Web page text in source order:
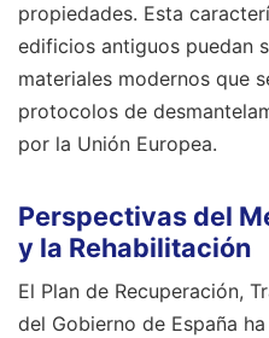
propiedades. Esta
edificios antiguos puedan
materiales modernos que
protocolos de
por la Unión Europea.
Perspectivas del
y la Rehabilitación
El Plan de Recuperación,
del Gobierno de España